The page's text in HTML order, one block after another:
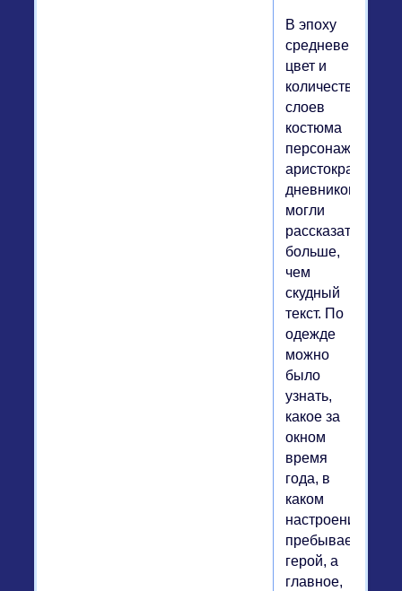
В эпоху
средневековья
цвет и
количество
слоев
костюма
персонажа
дневников
могли
рассказать
больше,
чем
скудный
текст. По
одежде
можно
было
узнать,
какое за
окном
время
года, в
каком
настроении
пребывает
герой, а
главное,